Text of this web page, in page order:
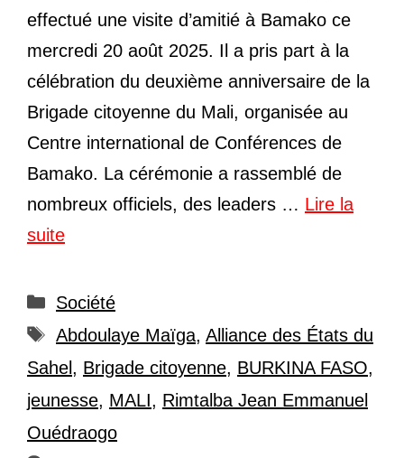
effectué une visite d’amitié à Bamako ce
mercredi 20 août 2025. Il a pris part à la
célébration du deuxième anniversaire de la
Brigade citoyenne du Mali, organisée au
Centre international de Conférences de
Bamako. La cérémonie a rassemblé de
nombreux officiels, des leaders … Lire la
suite
Catégories
Société
Étiquettes
Abdoulaye Maïga, Alliance des États du
Sahel, Brigade citoyenne, BURKINA FASO,
jeunesse, MALI, Rimtalba Jean Emmanuel
Ouédraogo